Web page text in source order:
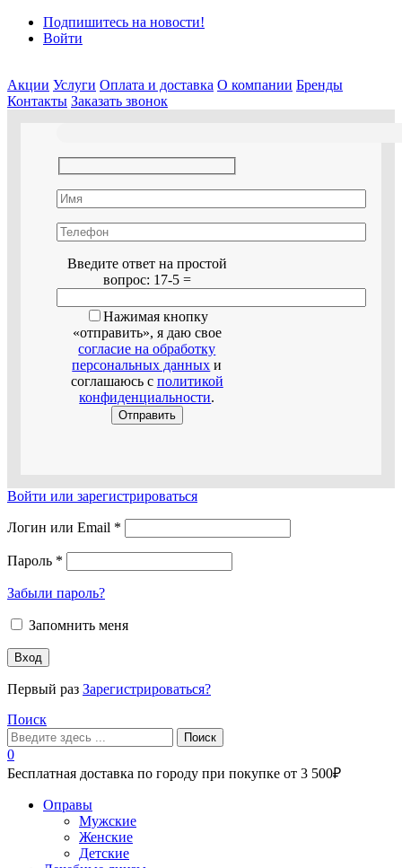
Подпишитесь на новости!
Войти
Акции Услуги Оплата и доставка О компании Бренды
Контакты Заказать звонок
Введите ответ на простой
вопрос: 17-5 =
Нажимая кнопку
«отправить», я даю свое
согласие на обработку
персональных данных и
соглашаюсь с политикой
конфиденциальности.
Войти или зарегистрироваться
Логин или Email *
Пароль *
Забыли пароль?
Запомнить меня
Вход
Первый раз Зарегистрироваться?
Поиск
Поиск
0
Бесплатная доставка по городу при покупке от 3 500₽
Оправы
Мужские
Женские
Детские